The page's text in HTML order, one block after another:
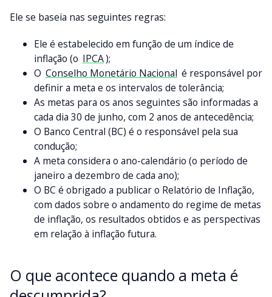
Ele se baseia nas seguintes regras:
Ele é estabelecido em função de um índice de
inflação (o IPCA);
O Conselho Monetário Nacional é responsável por
definir a meta e os intervalos de tolerância;
As metas para os anos seguintes são informadas a
cada dia 30 de junho, com 2 anos de antecedência;
O Banco Central (BC) é o responsável pela sua
condução;
A meta considera o ano-calendário (o período de
janeiro a dezembro de cada ano);
O BC é obrigado a publicar o Relatório de Inflação,
com dados sobre o andamento do regime de metas
de inflação, os resultados obtidos e as perspectivas
em relação à inflação futura.
O que acontece quando a meta é